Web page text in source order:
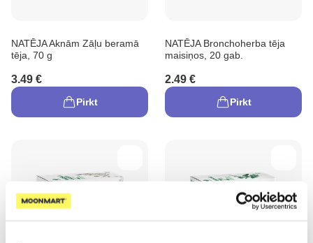
NATĒJA Aknām Zāļu beramā
tēja, 70 g
3.49 €
Pirkt
NATĒJA Bronchoherba tēja
maisiņos, 20 gab.
2.49 €
Pirkt
-45% -45%